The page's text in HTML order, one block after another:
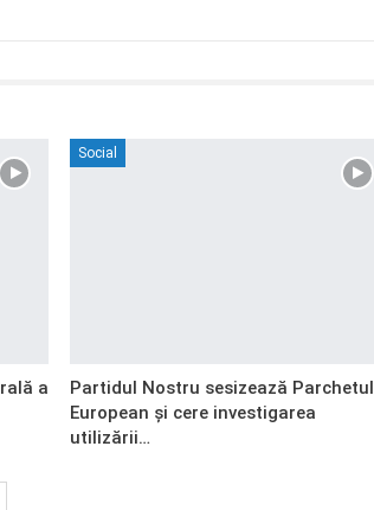
a
Social
Partidul Nostru sesizează Parchetul
European și cere investigarea
utilizării…